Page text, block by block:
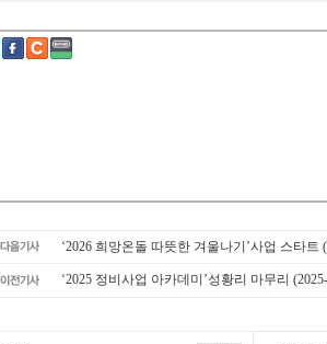
‘2026 희망온돌 따뜻한 겨울나기’사업 스타트
‘2025 정비사업 아카데미’성황리 마무리